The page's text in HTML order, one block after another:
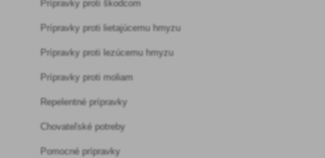
Prípravky proti škodcom
Prípravky proti lietajúcemu hmyzu
Prípravky proti lezúcemu hmyzu
Prípravky proti moliam
Repelentné prípravky
Chovateľské potreby
Pomocné prípravky